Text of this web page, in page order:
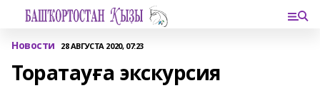
Новости 28 АВГУСТА 2020, 07:23
Торатауға экскурсия